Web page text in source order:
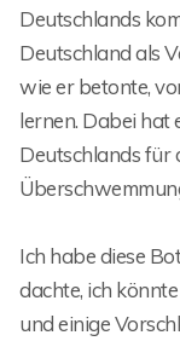
Deutschlands
Deutschland als
wie er betonte,
lernen. Dabei hat
Deutschlands für
Ich habe diese
dachte, ich
und einige